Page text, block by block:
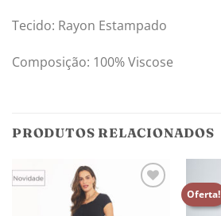
Tecido: Rayon Estampado
Composição: 100% Viscose
PRODUTOS RELACIONADOS
Oferta!